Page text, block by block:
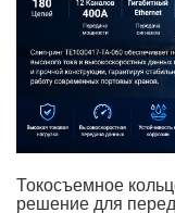
Токосъемное
решение для